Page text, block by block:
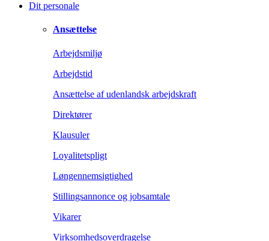
Dit personale
Ansættelse
Arbejdsmiljø
Arbejdstid
Ansættelse af udenlandsk arbejdskraft
Direktører
Klausuler
Loyalitetspligt
Løngennemsigtighed
Stillingsannonce og jobsamtale
Vikarer
Virksomhedsoverdragelse